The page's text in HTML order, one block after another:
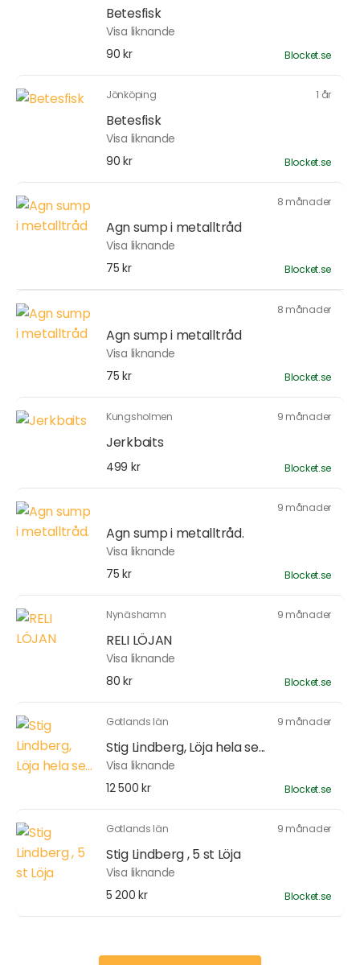
Betesfisk
Visa liknande
90 kr
Blocket.se
Jönköping 1 år
Betesfisk
Visa liknande
90 kr
Blocket.se
8 månader
Agn sump i metalltråd
Visa liknande
75 kr
Blocket.se
8 månader
Agn sump i metalltråd
Visa liknande
75 kr
Blocket.se
Kungsholmen 9 månader
Jerkbaits
499 kr Blocket.se
9 månader
Agn sump i metalltråd.
Visa liknande
75 kr
Blocket.se
Nynäshamn 9 månader
RELI LÖJAN
Visa liknande
80 kr
Blocket.se
Gotlands län 9 månader
Stig Lindberg, Löja hela se...
Visa liknande
12 500 kr
Blocket.se
Gotlands län 9 månader
Stig Lindberg , 5 st Löja
Visa liknande
5 200 kr
Blocket.se